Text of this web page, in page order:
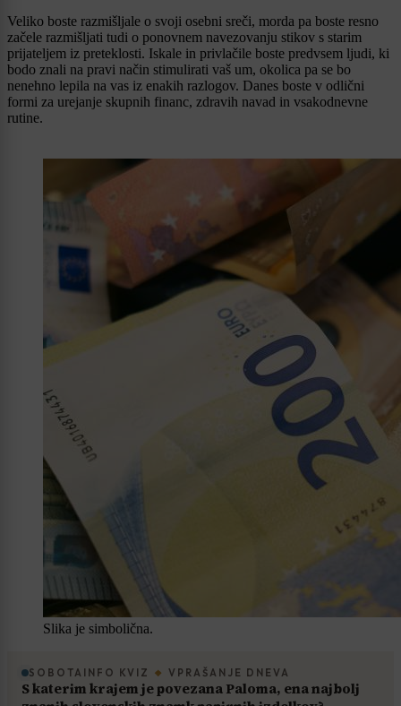
Veliko boste razmišljale o svoji osebni sreči, morda pa boste resno
začele razmišljati tudi o ponovnem navezovanju stikov s starim
prijateljem iz preteklosti. Iskale in privlačile boste predvsem ljudi, ki
bodo znali na pravi način stimulirati vaš um, okolica pa se bo
nenehno lepila na vas iz enakih razlogov. Danes boste v odlični
formi za urejanje skupnih financ, zdravih navad in vsakodnevne
rutine.
Slika je simbolična.